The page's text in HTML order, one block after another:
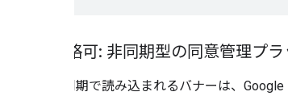
省略可: 非同期型の同意管理プ
非同期で読み込まれるバナーは、